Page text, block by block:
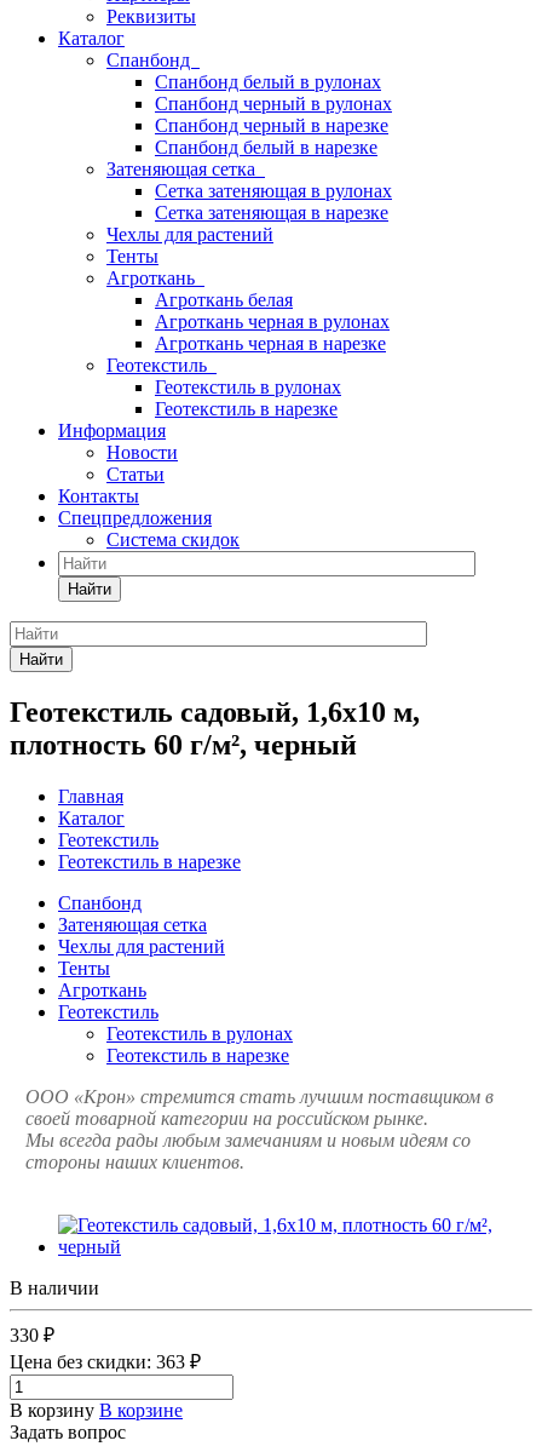
Реквизиты
Каталог
Спанбонд
Спанбонд белый в рулонах
Спанбонд черный в рулонах
Спанбонд черный в нарезке
Спанбонд белый в нарезке
Затеняющая сетка
Сетка затеняющая в рулонах
Сетка затеняющая в нарезке
Чехлы для растений
Тенты
Агроткань
Агроткань белая
Агроткань черная в рулонах
Агроткань черная в нарезке
Геотекстиль
Геотекстиль в рулонах
Геотекстиль в нарезке
Информация
Новости
Статьи
Контакты
Спецпредложения
Система скидок
Найти
Найти
Геотекстиль садовый, 1,6х10 м,
плотность 60 г/м², черный
Главная
Каталог
Геотекстиль
Геотекстиль в нарезке
Спанбонд
Затеняющая сетка
Чехлы для растений
Тенты
Агроткань
Геотекстиль
Геотекстиль в рулонах
Геотекстиль в нарезке
ООО «Крон» стремится стать лучшим поставщиком в
своей товарной категории на российском рынке.
Мы всегда рады любым замечаниям и новым идеям со
стороны наших клиентов.
В наличии
330 ₽
Цена без скидки: 363 ₽
В корзину В корзине
Задать вопрос